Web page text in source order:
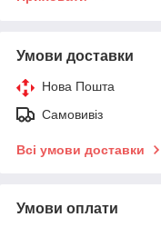
Умови доставки
Нова Пошта
Самовивіз
Всі умови доставки
Умови оплати